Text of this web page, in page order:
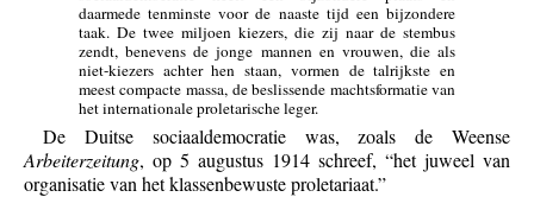
daarmede tenminste voor de naaste tijd een bijzondere
taak. De twee miljoen kiezers, die zij naar de stembus
zendt, benevens de jonge mannen en vrouwen, die als
niet-kiezers achter hen staan, vormen de talrijkste en
meest compacte massa, de beslissende machtsformatie van
het internationale proletarische leger.
De Duitse sociaaldemocratie was, zoals de Weense
Arbeiterzeitung, op 5 augustus 1914 schreef, “het juweel van
organisatie van het klassenbewuste proletariaat.”